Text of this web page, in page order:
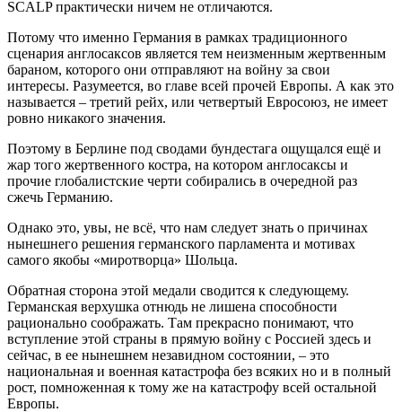
SCALP практически ничем не отличаются.
Потому что именно Германия в рамках традиционного
сценария англосаксов является тем неизменным жертвенным
бараном, которого они отправляют на войну за свои
интересы. Разумеется, во главе всей прочей Европы. А как это
называется – третий рейх, или четвертый Евросоюз, не имеет
ровно никакого значения.
Поэтому в Берлине под сводами бундестага ощущался ещё и
жар того жертвенного костра, на котором англосаксы и
прочие глобалистские черти собирались в очередной раз
сжечь Германию.
Однако это, увы, не всё, что нам следует знать о причинах
нынешнего решения германского парламента и мотивах
самого якобы «миротворца» Шольца.
Обратная сторона этой медали сводится к следующему.
Германская верхушка отнюдь не лишена способности
рационально соображать. Там прекрасно понимают, что
вступление этой страны в прямую войну с Россией здесь и
сейчас, в ее нынешнем незавидном состоянии, – это
национальная и военная катастрофа без всяких но и в полный
рост, помноженная к тому же на катастрофу всей остальной
Европы.